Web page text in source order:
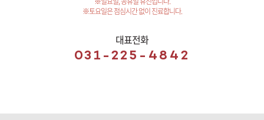
※토요일은 점심시간 없이 진료합니다.
대표전화
031-225-4842